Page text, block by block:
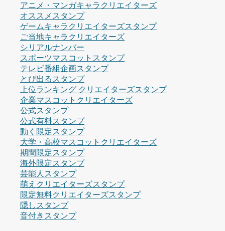
アニメ・マンガキャラクリエイターズ
オススメスタンプ
ゲームキャラクリエイターズスタンプ
ご当地キャラクリエイターズ
シリアルナンバー
スポーツマスコットスタンプ
テレビ番組企画スタンプ
とび出るスタンプ
上位ランキング クリエイターズスタンプ
企業マスコットクリエイターズ
公式スタンプ
公式有料スタンプ
動く限定スタンプ
大学・高校マスコットクリエイターズ
期間限定スタンプ
海外限定スタンプ
芸能人スタンプ
萌えクリエイターズスタンプ
限定無料クリエイターズスタンプ
隠しスタンプ
音付きスタンプ